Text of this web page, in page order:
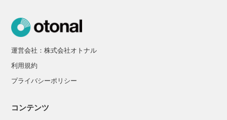
運営会社：株式会社オトナル
利用規約
プライバシーポリシー
コンテンツ